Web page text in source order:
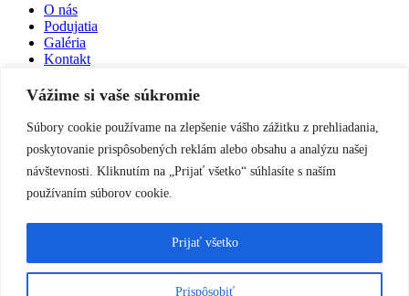
Vážime si vaše súkromie
Súbory cookie používame na zlepšenie vášho zážitku z prehliadania,
poskytovanie prispôsobených reklám alebo obsahu a analýzu našej
návštevnosti. Kliknutím na „Prijať všetko“ súhlasíte s naším
používaním súborov cookie.
Prispôsobiť
Prijať všetko
O nás
Podujatia
Galéria
Kontakt
RYBOLOV
Rybolov na jazere Borovce
Prevádzkový poriadok
Cenník
Cenník odkúpenia rýb
Rezervácie lovných miest na jazere Borovce